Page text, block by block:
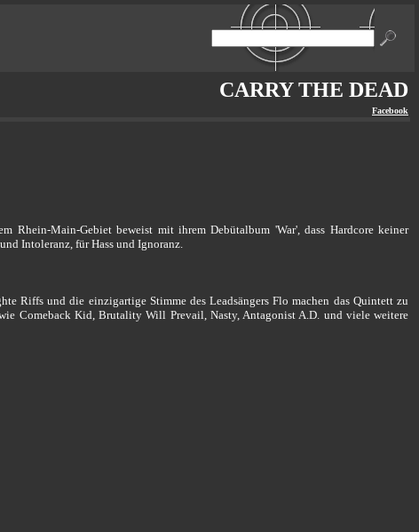
CARRY THE DEAD
Facebook
Rhein-Main-Gebiet beweist mit ihrem Debütalbum 'War', dass Hardcore keiner
Intoleranz, für Hass und Ignoranz.
Riffs und die einzigartige Stimme des Leadsängers Flo machen das Quintett zu
Comeback Kid, Brutality Will Prevail, Nasty, Antagonist A.D. und viele weitere